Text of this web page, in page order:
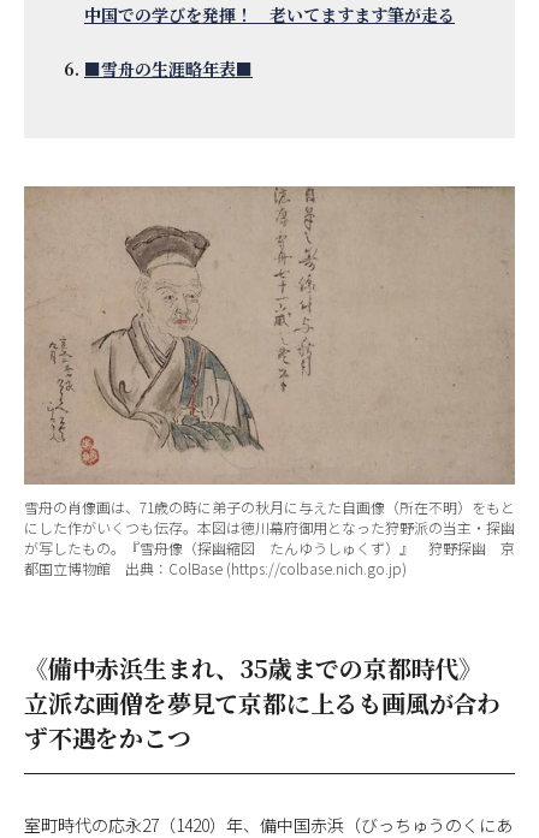
中国での学びを発揮！ 老いてますます筆が走る
■雪舟の生涯略年表■
雪舟の肖像画は、71歳の時に弟子の秋月に与えた自画像（所在不明）をもと
にした作がいくつも伝存。本図は徳川幕府御用となった狩野派の当主・探幽
が写したもの。『雪舟像（探幽縮図 たんゆうしゅくず）』 狩野探幽 京
都国立博物館 出典：ColBase (https://colbase.nich.go.jp)
《備中赤浜生まれ、35歳までの京都時代》
立派な画僧を夢見て京都に上るも画風が合わ
ず不遇をかこつ
室町時代の応永27（1420）年、備中国赤浜（びっちゅうのくにあ